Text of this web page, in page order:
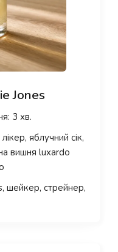
Jones
3 хв.
яблучний сік,
вишня luxardo
шейкер, стрейнер,